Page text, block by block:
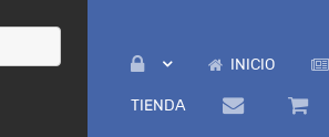
INICIO
TIENDA